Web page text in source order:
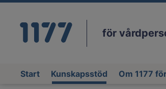
för
Start Kunskapsstöd Om 1177